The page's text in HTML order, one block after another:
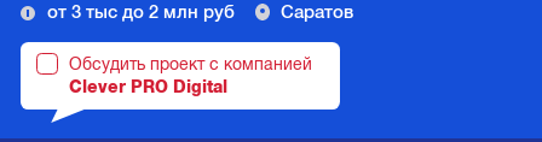
от 3 тыс до 2 млн руб
Саратов
Обсудить проект с компанией
Clever PRO Digital